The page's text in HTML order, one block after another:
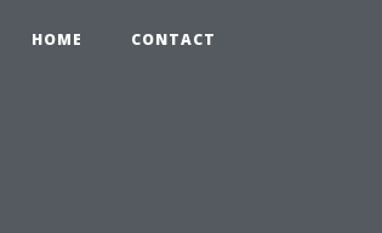
HOME CONTACT